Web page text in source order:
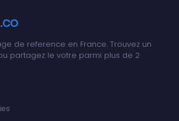
.co
de reference en France. Trouvez un
partagez le votre parmi plus de 2